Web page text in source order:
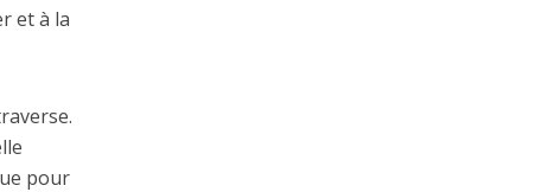
et à la
pour